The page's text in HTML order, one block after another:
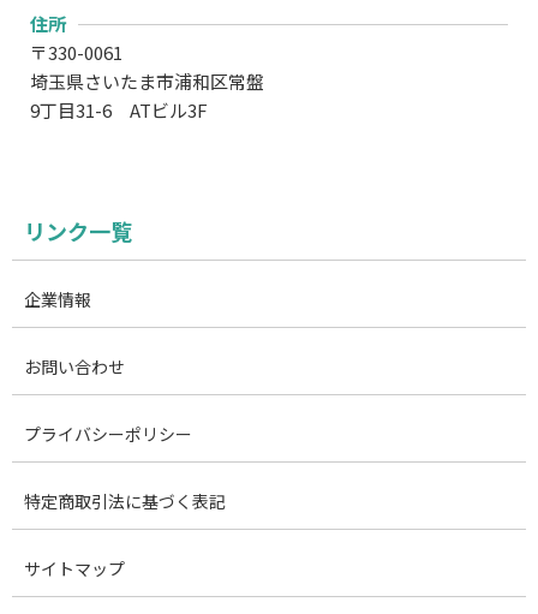
住所
〒330-0061
埼玉県さいたま市浦和区常盤
9丁目31-6 ATビル3F
リンク一覧
企業情報
お問い合わせ
プライバシーポリシー
特定商取引法に基づく表記
サイトマップ